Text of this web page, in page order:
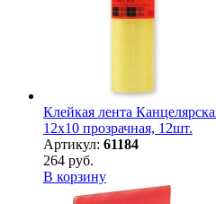
Клейкая лента
12х10 прозрачная, 12шт.
Артикул: 61184
264 руб.
В корзину